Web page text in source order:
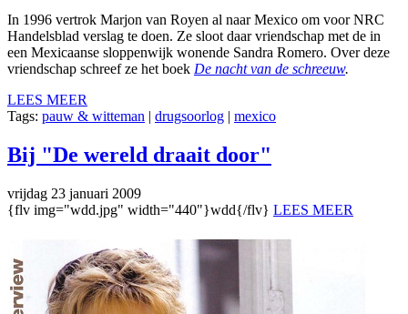
In 1996 vertrok Marjon van Royen al naar Mexico om voor NRC
Handelsblad verslag te doen. Ze sloot daar vriendschap met de in
een Mexicaanse sloppenwijk wonende Sandra Romero. Over deze
vriendschap schreef ze het boek De nacht van de schreeuw.
LEES MEER
Tags: pauw & witteman | drugsoorlog | mexico
Bij "De wereld draait door"
vrijdag 23 januari 2009
{flv img="wdd.jpg" width="440"}wdd{/flv} LEES MEER